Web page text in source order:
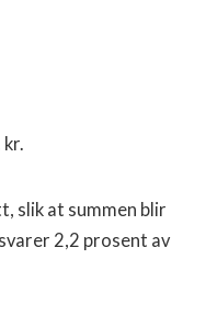
slik at summen blir
2,2 prosent av